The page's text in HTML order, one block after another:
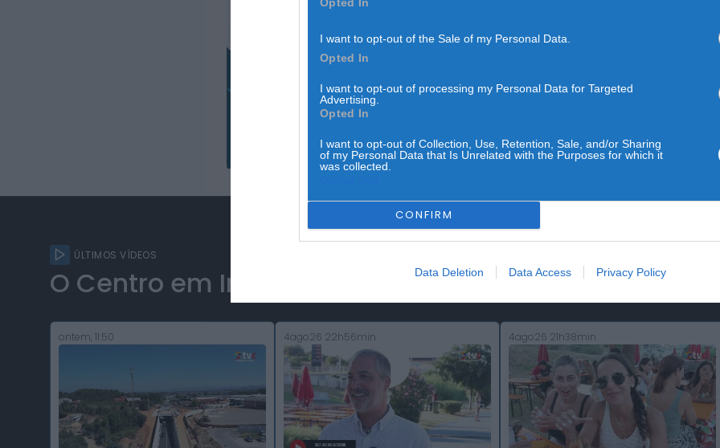
I want to opt-out of the Sale of my Personal Data.
Opted In
I want to opt-out of processing my Personal Data for Targeted
Advertising.
Opted In
I want to opt-out of Collection, Use, Retention, Sale, and/or Sharing
of my Personal Data that Is Unrelated with the Purposes for which it
was collected.
CONFIRM
Data Deletion Data Access Privacy Policy
ÚLTIMOS VÍDEOS
O Centro em Imagens
ontem, 11:50 4ago26 22h56min 4ago26 21h38min